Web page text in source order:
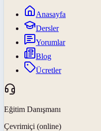
Anasayfa
Dersler
Yorumlar
Blog
Ücretler
Eğitim Danışmanı
Çevrimiçi (online)